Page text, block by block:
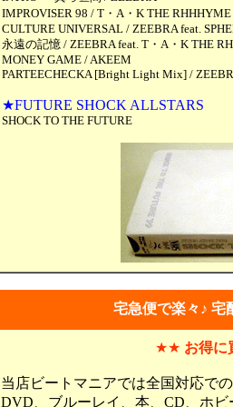
IMPROVISER 98 / T・A・K THE RHHHYME
CULTURE UNIVERSAL / ZEEBRA feat.
永遠の記憶 / ZEEBRA feat. T・A・K THE
MONEY GAME / AKEEM
PARTEECHECKA [Bright Light Mix] /
★FUTURE SHOCK ALLSTARS
SHOCK TO THE FUTURE
宅急便で楽々♪ 宅
★★ お得に
当店ビートマニアでは全国対応で
DVD、ブルーレイ、本、CD、ホビ